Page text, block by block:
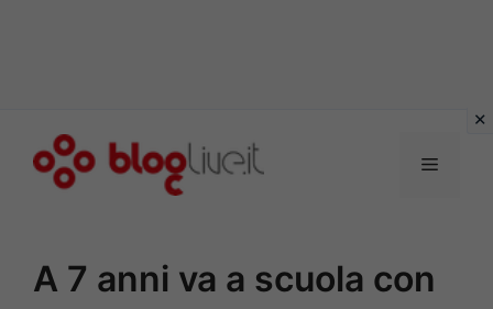
Menu
A 7 anni va a scuola con